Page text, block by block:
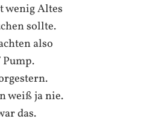
wenig Altes
sollte.
also
weiß ja nie.
das.